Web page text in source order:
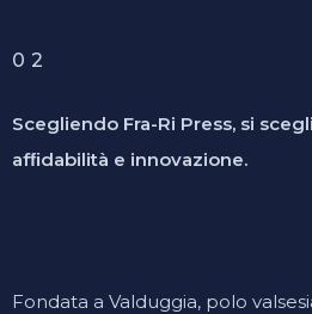
02
Scegliendo Fra-Ri Press, si
afﬁdabilità e innovazione.
Fondata a Valduggia, polo